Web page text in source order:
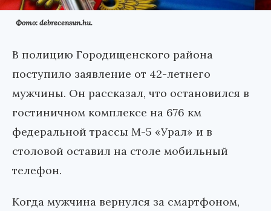
Фото: debrecensun.hu.
В полицию Городищенского района
поступило заявление от 42-летнего
мужчины. Он рассказал, что остановился в
гостиничном комплексе на 676 км
федеральной трассы М-5 «Урал» и в
столовой оставил на столе мобильный
телефон.
Когда мужчина вернулся за смартфоном,